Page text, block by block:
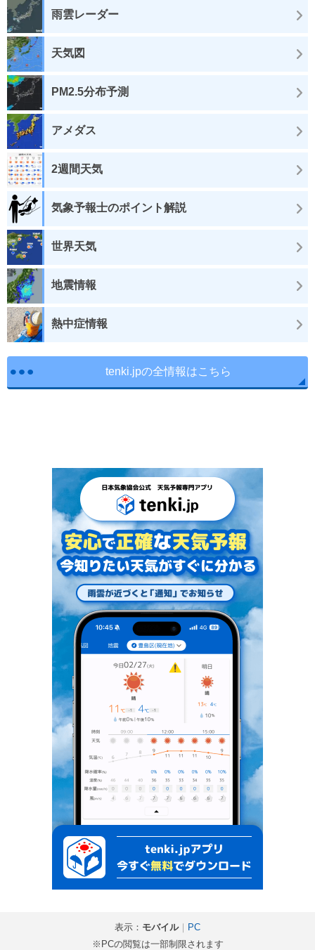
雨雲レーダー
天気図
PM2.5分布予測
アメダス
2週間天気
気象予報士のポイント解説
世界天気
地震情報
熱中症情報
tenki.jpの全情報はこちら
表示： モバイル｜
PC
※PCの閲覧は一部制限されます